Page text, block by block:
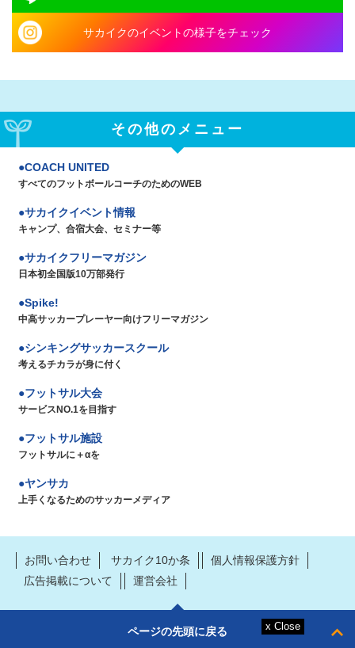
サカイクのイベントの様子をチェック
その他のメニュー
COACH UNITED
すべてのフットボールコーチのためのWEB
サカイクイベント情報
キャンプ、合宿大会、セミナー等
サカイクフリーマガジン
日本初全国版10万部発行
Spike!
中高サッカープレーヤー向けフリーマガジン
シンキングサッカースクール
考えるチカラが身に付く
フットサル大会
サービスNO.1を目指す
フットサル施設
フットサルに＋αを
ヤンサカ
上手くなるためのサッカーメディア
お問い合わせ サカイク10か条
個人情報保護方針
広告掲載について
運営会社
ページの先頭に戻る